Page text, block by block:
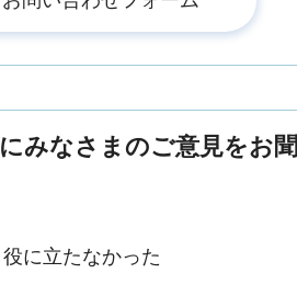
みなさまのご意見をお
に立たなかった